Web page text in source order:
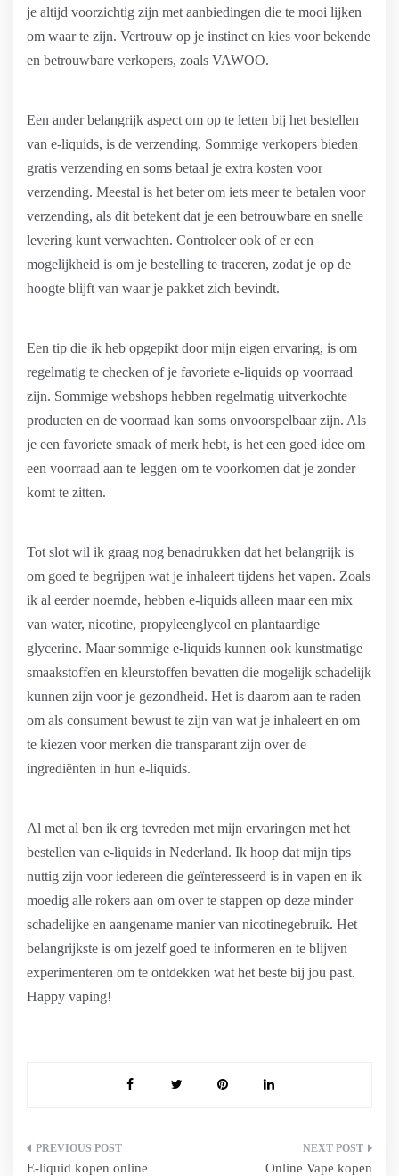
je altijd voorzichtig zijn met aanbiedingen die te mooi lijken
om waar te zijn. Vertrouw op je instinct en kies voor bekende
en betrouwbare verkopers, zoals VAWOO.
Een ander belangrijk aspect om op te letten bij het bestellen
van e-liquids, is de verzending. Sommige verkopers bieden
gratis verzending en soms betaal je extra kosten voor
verzending. Meestal is het beter om iets meer te betalen voor
verzending, als dit betekent dat je een betrouwbare en snelle
levering kunt verwachten. Controleer ook of er een
mogelijkheid is om je bestelling te traceren, zodat je op de
hoogte blijft van waar je pakket zich bevindt.
Een tip die ik heb opgepikt door mijn eigen ervaring, is om
regelmatig te checken of je favoriete e-liquids op voorraad
zijn. Sommige webshops hebben regelmatig uitverkochte
producten en de voorraad kan soms onvoorspelbaar zijn. Als
je een favoriete smaak of merk hebt, is het een goed idee om
een voorraad aan te leggen om te voorkomen dat je zonder
komt te zitten.
Tot slot wil ik graag nog benadrukken dat het belangrijk is
om goed te begrijpen wat je inhaleert tijdens het vapen. Zoals
ik al eerder noemde, hebben e-liquids alleen maar een mix
van water, nicotine, propyleenglycol en plantaardige
glycerine. Maar sommige e-liquids kunnen ook kunstmatige
smaakstoffen en kleurstoffen bevatten die mogelijk schadelijk
kunnen zijn voor je gezondheid. Het is daarom aan te raden
om als consument bewust te zijn van wat je inhaleert en om
te kiezen voor merken die transparant zijn over de
ingrediënten in hun e-liquids.
Al met al ben ik erg tevreden met mijn ervaringen met het
bestellen van e-liquids in Nederland. Ik hoop dat mijn tips
nuttig zijn voor iedereen die geïnteresseerd is in vapen en ik
moedig alle rokers aan om over te stappen op deze minder
schadelijke en aangename manier van nicotinegebruik. Het
belangrijkste is om jezelf goed te informeren en te blijven
experimenteren om te ontdekken wat het beste bij jou past.
Happy vaping!
Bericht
E-liquid kopen online Online Vape kopen